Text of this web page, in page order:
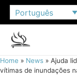
Português
Home » News » Ajuda
vítimas de inundações